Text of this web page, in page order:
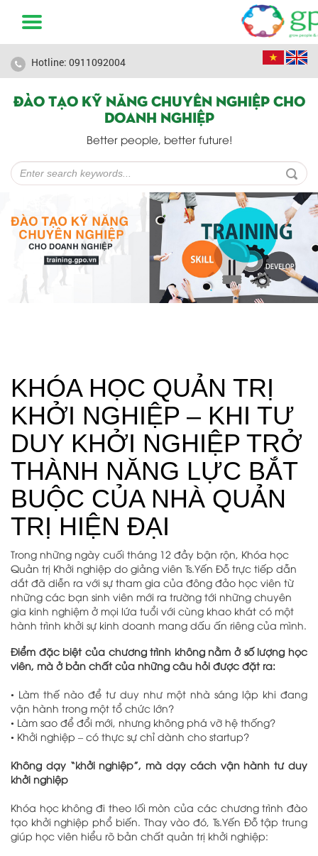
Hotline: 0911092004
ĐÀO TẠO KỸ NĂNG CHUYÊN NGHIỆP CHO
DOANH NGHIỆP
Better people, better future!
KHÓA HỌC QUẢN TRỊ
KHỞI NGHIỆP – KHI TƯ
DUY KHỞI NGHIỆP TRỞ
THÀNH NĂNG LỰC BẮT
BUỘC CỦA NHÀ QUẢN
TRỊ HIỆN ĐẠI
Trong những ngày cuối tháng 12 đầy bận rộn, Khóa học
Quản trị Khởi nghiệp do giảng viên Ts.Yến Đỗ trực tiếp dẫn
dắt đã diễn ra với sự tham gia của đông đảo học viên từ
những các bạn sinh viên mới ra trường tới những chuyên
gia kinh nghiệm ở mọi lứa tuổi với cùng khao khát có một
hành trình khởi sự kinh doanh mang dấu ấn riêng của mình.
Điểm đặc biệt của chương trình không nằm ở số lượng học
viên, mà ở bản chất của những câu hỏi được đặt ra:
• Làm thế nào để tư duy như một nhà sáng lập khi đang
vận hành trong một tổ chức lớn?
• Làm sao để đổi mới, nhưng không phá vỡ hệ thống?
• Khởi nghiệp – có thực sự chỉ dành cho startup?
Không dạy “khởi nghiệp”, mà dạy cách vận hành tư duy
khởi nghiệp
Khóa học không đi theo lối mòn của các chương trình đào
tạo khởi nghiệp phổ biến. Thay vào đó, Ts.Yến Đỗ tập trung
giúp học viên hiểu rõ bản chất quản trị khởi nghiệp: